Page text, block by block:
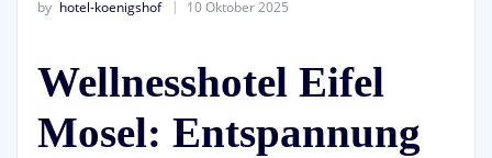
by hotel-koenigshof 10 Oktober 2025
Wellnesshotel Eifel
Mosel: Entspannung